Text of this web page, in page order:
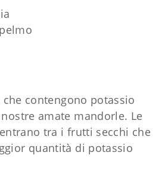
contengono potassio
amate mandorle. Le
tra i frutti secchi che
quantità di potassio